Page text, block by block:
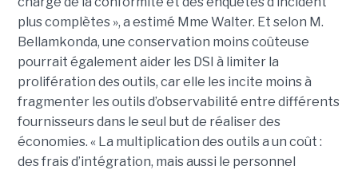
plus complètes », a estimé Mme Walter. Et selon M.
Bellamkonda, une conservation moins coûteuse
pourrait également aider les DSI à limiter la
prolifération des outils, car elle les incite moins à
fragmenter les outils d’observabilité entre différents
fournisseurs dans le seul but de réaliser des
économies. « La multiplication des outils a un coût :
des frais d’intégration, mais aussi le personnel